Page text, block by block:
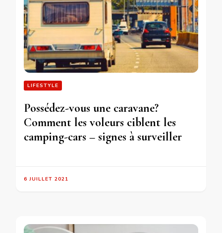
LIFESTYLE
Possédez-vous une caravane?
Comment les voleurs ciblent les
camping-cars – signes à surveiller
6 JUILLET 2021